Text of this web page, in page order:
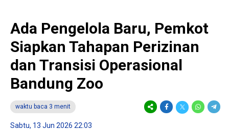
Ada Pengelola Baru, Pemkot
Siapkan Tahapan Perizinan
dan Transisi Operasional
Bandung Zoo
waktu baca 3 menit
Sabtu, 13 Jun 2026 22:03